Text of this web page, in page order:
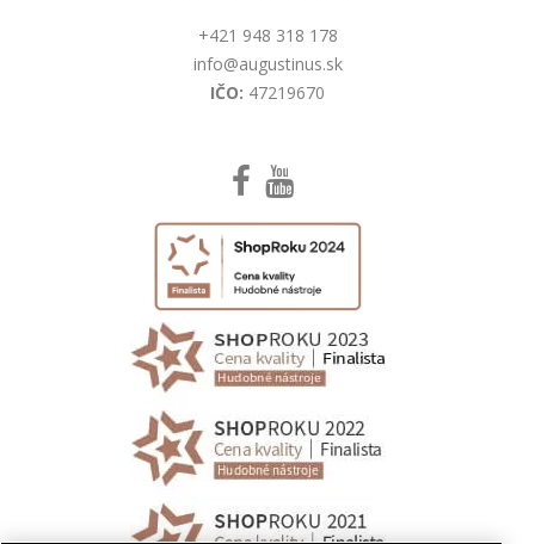
+421 948 318 178
info@augustinus.sk
IČO: 47219670